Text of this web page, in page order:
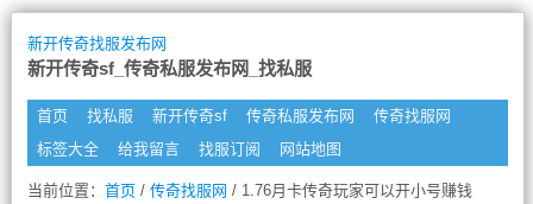
新开传奇找服发布网
新开传奇sf_传奇私服发布网_找私服
首页 找私服 新开传奇sf 传奇私服发布网
传奇找服网
标签大全
给我留言 找服订阅 网站地图
当前位置： 首页/ 传奇找服网 / 1.76月卡传奇玩家可以开小号赚钱